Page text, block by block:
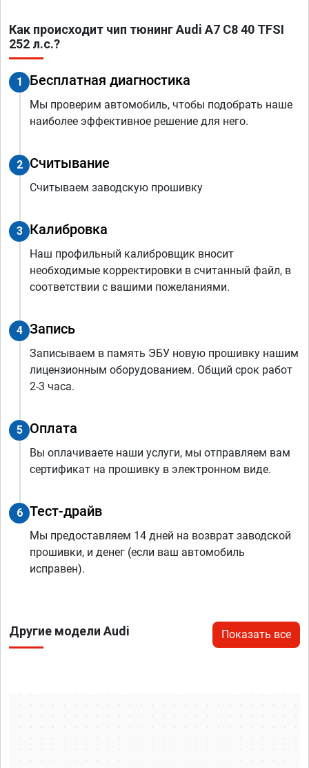
Как происходит чип тюнинг Audi A7 C8 40 TFSI
252 л.с.?
1 Бесплатная диагностика
Мы проверим автомобиль, чтобы подобрать наше
наиболее эффективное решение для него.
2 Считывание
Считываем заводскую прошивку
3 Калибровка
Наш профильный калибровщик вносит
необходимые корректировки в считанный файл, в
соответствии с вашими пожеланиями.
4 Запись
Записываем в память ЭБУ новую прошивку нашим
лицензионным оборудованием. Общий срок работ
2-3 часа.
5 Оплата
Вы оплачиваете наши услуги, мы отправляем вам
сертификат на прошивку в электронном виде.
6 Тест-драйв
Мы предоставляем 14 дней на возврат заводской
прошивки, и денег (если ваш автомобиль
исправен).
Другие модели Audi Показать все